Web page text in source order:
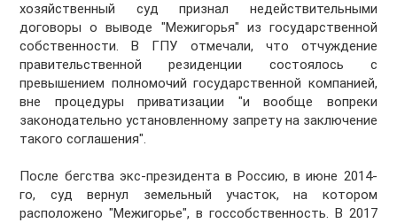
хозяйственный суд признал недействительными
договоры о выводе "Межигорья" из государственной
собственности. В ГПУ отмечали, что отчуждение
правительственной резиденции состоялось с
превышением полномочий государственной компанией,
вне процедуры приватизации "и вообще вопреки
законодательно установленному запрету на заключение
такого соглашения".
После бегства экс-президента в Россию, в июне 2014-
го, суд вернул земельный участок, на котором
расположено "Межигорье", в госсобственность. В 2017